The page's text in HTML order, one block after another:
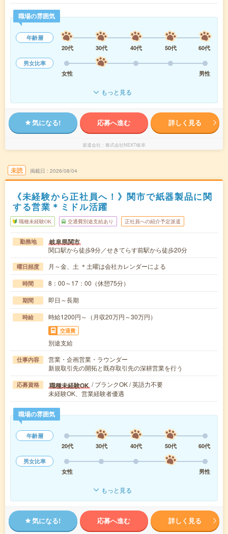
職場の雰囲気
年齢層
20代
30代 40代 50代
60代
男女比率
女性
男性
もっと見る
気になる! 応募へ進む 詳しく見る
派遣会社 株式会社NEXT岐阜
未読 掲載日 2026/08/04
《未経験から正社員へ！》関市で紙器製品に関
する営業＊ミドル活躍
職種未経験OK 交通費別途支給あり 正社員への紹介予定派遣
勤務地 岐阜県関市
関口駅から徒歩9分／せきてらす前駅から徒歩20分
曜日頻度 月～金、土 ＊土曜は会社カレンダーによる
時間 8：00～17：00（休憩75分）
期間 即日～長期
時給 時給1200円～（月収20万円～30万円）
交通費
別途支給
仕事内容
営業・企画営業・ラウンダー
新規取引先の開拓と既存取引先の深耕営業を行う
応募資格 職種未経験OK / ブランクOK / 英語力不要
未経験OK、営業経験者優遇
職場の雰囲気
年齢層
20代
30代 40代 50代
60代
男女比率
女性
男性
もっと見る
気になる! 応募へ進む 詳しく見る